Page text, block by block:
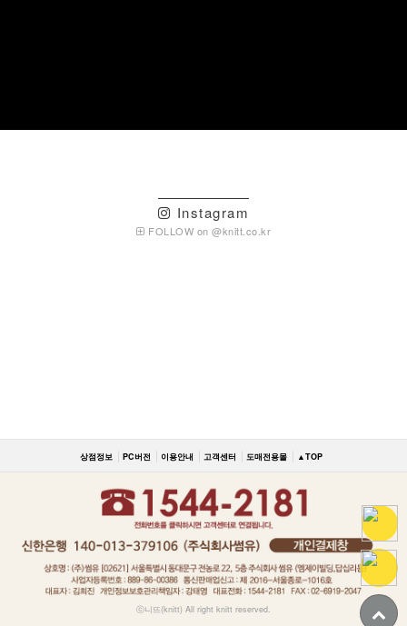
Instagram
FOLLOW on @knitt.co.kr
상점정보 PC버전 이용안내 고객센터 도매전용몰 ▲TOP
ⓒ니뜨(knitt) All right knitt reserved.